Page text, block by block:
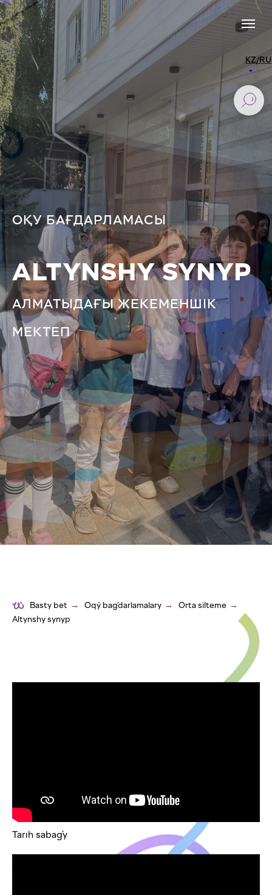
KZ/RU
ОҚУ БАҒДАРЛАМАСЫ
ALTYNSHY SYNYP
АЛМАТЫДАҒЫ ЖЕКЕМЕНШІК
МЕКТЕП
Basty bet → Oqý baǵdarlamalary → Orta silteme →
Altynshy synyp
Tarıh sabaǵy